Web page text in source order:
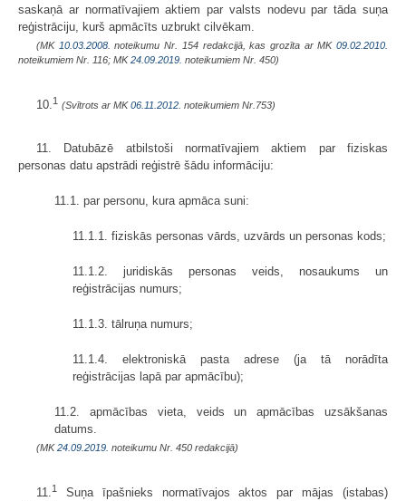
saskaņā ar normatīvajiem aktiem par valsts nodevu par tāda suņa
reģistrāciju, kurš apmācīts uzbrukt cilvēkam.
(MK 10.03.2008. noteikumu Nr. 154 redakcijā, kas grozīta ar MK09.02.2010.
noteikumiem Nr. 116; MK24.09.2019. noteikumiem Nr. 450)
10. 1 (Svītrots ar MK06.11.2012. noteikumiem Nr.753)
11. Datubāzē atbilstoši normatīvajiem aktiem par fiziskas
personas datu apstrādi reģistrē šādu informāciju:
11.1. par personu, kura apmāca suni:
11.1.1. fiziskās personas vārds, uzvārds un personas kods;
11.1.2. juridiskās personas veids, nosaukums un
reģistrācijas numurs;
11.1.3. tālruņa numurs;
11.1.4. elektroniskā pasta adrese (ja tā norādīta
reģistrācijas lapā par apmācību);
11.2. apmācības vieta, veids un apmācības uzsākšanas
datums.
(MK24.09.2019. noteikumu Nr. 450 redakcijā)
11.1
Suņa īpašnieks normatīvajos aktos par mājas (istabas)